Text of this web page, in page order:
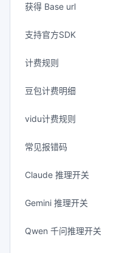
获得 Base url
支持官方SDK
计费规则
豆包计费明细
vidu计费规则
常见报错码
Claude 推理开关
Gemini 推理开关
Qwen 千问推理开关